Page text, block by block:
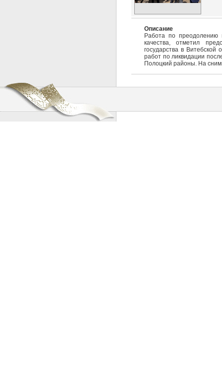
Описание
Работа по преодолению
качества, отметил
государства в
работ по ликвидации
Полоцкий районы. На